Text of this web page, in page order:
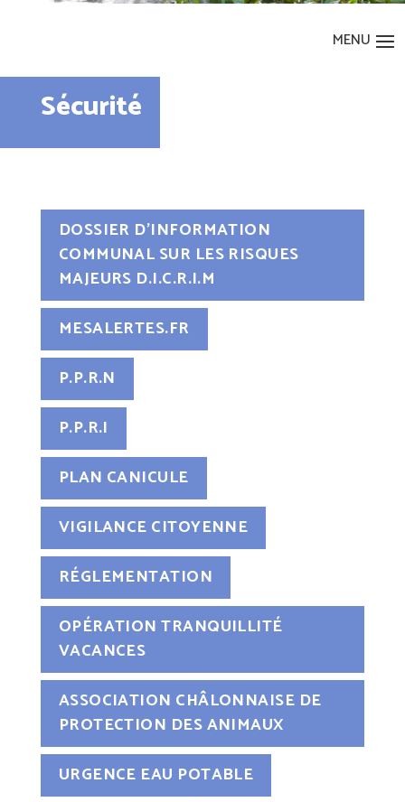
Sécurité
DOSSIER D’INFORMATION
COMMUNAL SUR LES RISQUES
MAJEURS D.I.C.R.I.M
MESALERTES.FR
P.P.R.N
P.P.R.I
PLAN CANICULE
VIGILANCE CITOYENNE
RÉGLEMENTATION
OPÉRATION TRANQUILLITÉ
VACANCES
ASSOCIATION CHÂLONNAISE DE
PROTECTION DES ANIMAUX
URGENCE EAU POTABLE